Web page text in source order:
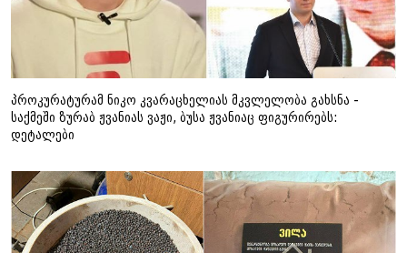
პროკურატურამ ნიკო კვარაცხელიას მკვლელობა გახსნა -
საქმეში ზურაბ ჟვანიას ვაჟი, ბუსა ჟვანიაც ფიგურირებს:
დეტალები